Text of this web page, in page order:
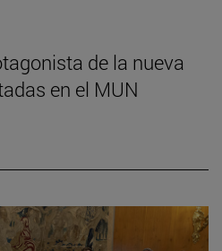
de la nueva
en el MUN